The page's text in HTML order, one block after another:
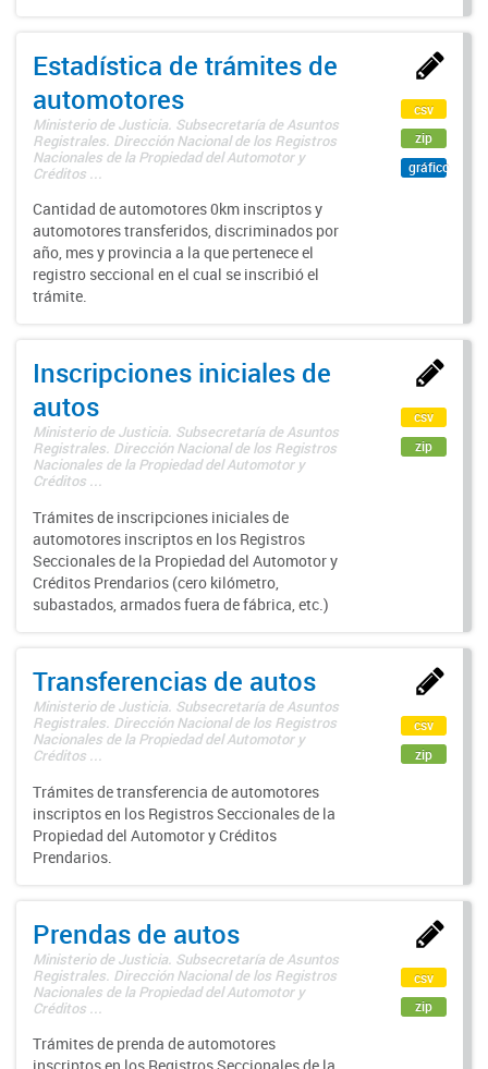
Estadística de trámites de
automotores
Ministerio de Justicia. Subsecretaría de Asuntos
Registrales. Dirección Nacional de los Registros
Nacionales de la Propiedad del Automotor y
Créditos ...
Cantidad de automotores 0km inscriptos y
automotores transferidos, discriminados por
año, mes y provincia a la que pertenece el
registro seccional en el cual se inscribió el
trámite.
csv
zip
gráfico
Inscripciones iniciales de
autos
Ministerio de Justicia. Subsecretaría de Asuntos
Registrales. Dirección Nacional de los Registros
Nacionales de la Propiedad del Automotor y
Créditos ...
Trámites de inscripciones iniciales de
automotores inscriptos en los Registros
Seccionales de la Propiedad del Automotor y
Créditos Prendarios (cero kilómetro,
subastados, armados fuera de fábrica, etc.)
csv
zip
Transferencias de autos
Ministerio de Justicia. Subsecretaría de Asuntos
Registrales. Dirección Nacional de los Registros
Nacionales de la Propiedad del Automotor y
Créditos ...
Trámites de transferencia de automotores
inscriptos en los Registros Seccionales de la
Propiedad del Automotor y Créditos
Prendarios.
csv
zip
Prendas de autos
Ministerio de Justicia. Subsecretaría de Asuntos
Registrales. Dirección Nacional de los Registros
Nacionales de la Propiedad del Automotor y
Créditos ...
Trámites de prenda de automotores
csv
zip